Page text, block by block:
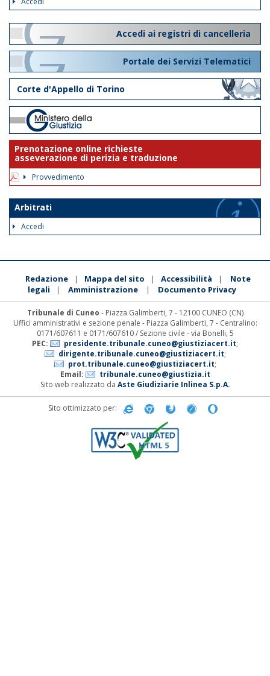
Accedi ai registri di cancelleria
Portale dei Servizi Telematici
Corte d'Appello di Torino
Prenotazione online richieste
asseverazione di perizia e traduzione
Provvedimento
Arbitrati
Accedi
Redazione | Mappa del sito | Accessibilità |
Note
legali
| Amministrazione | Documento Privacy
Tribunale di Cuneo - Piazza Galimberti, 7 - 12100 CUNEO (CN)
Uffici amministrativi e sezione penale - Piazza Galimberti, 7 - Centralino:
0171/607611 e 0171/607610 / Sezione civile - via Bonelli, 5
PEC:
presidente.tribunale.cuneo@giustiziacert.it;
dirigente.tribunale.cuneo@giustiziacert.it;
prot.tribunale.cuneo@giustiziacert.it;
Email:
tribunale.cuneo@giustizia.it
Sito web realizzato da Aste Giudiziarie Inlinea S.p.A.
Sito ottimizzato per: